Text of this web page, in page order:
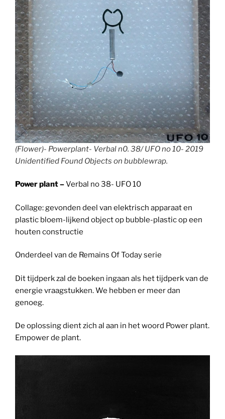
(Flower)- Powerplant- Verbal n0. 38/ UFO no 10- 2019
Unidentified Found Objects on bubblewrap.
Power plant –Verbal no 38- UFO 10
Collage: gevonden deel van elektrisch apparaat en
plastic bloem-lijkend object op bubble-plastic op een
houten constructie
Onderdeel van de Remains Of Today serie
Dit tijdperk zal de boeken ingaan als het tijdperk van de
energie vraagstukken. We hebben er meer dan
genoeg.
De oplossing dient zich al aan in het woord Power plant.
Empower de plant.